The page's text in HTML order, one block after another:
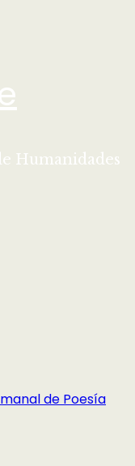
Humanidades
de Poesía